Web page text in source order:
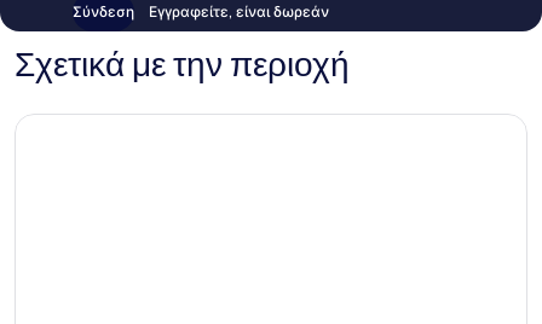
Σύνδεση Εγγραφείτε, είναι δωρεάν
Σχετικά με την περιοχή